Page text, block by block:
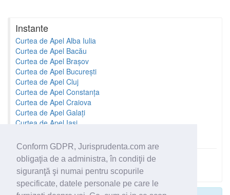
Conform GDPR, Jurisprudenta.com are
obligaţia de a administra, în condiţii de
siguranţă şi numai pentru scopurile
specificate, datele personale pe care le
Instante
Curtea de Apel Alba Iulia
Curtea de Apel Bacău
Curtea de Apel Brașov
Curtea de Apel București
Curtea de Apel Cluj
Curtea de Apel Constanța
Curtea de Apel Craiova
Curtea de Apel Galați
Curtea de Apel Iași
Toate instantele